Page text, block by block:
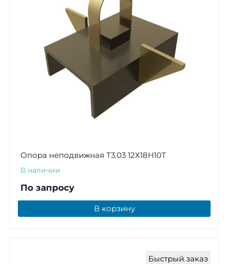
Опора неподвижная Т3.03 12Х18Н10Т
В наличии
По запросу
В корзину
Быстрый заказ